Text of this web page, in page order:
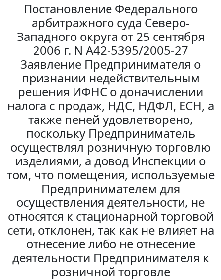
Постановление Федерального
арбитражного суда Северо-
Западного округа от 25 сентября
2006 г. N А42-5395/2005-27
Заявление Предпринимателя о
признании недействительным
решения ИФНС о доначислении
налога с продаж, НДС, НДФЛ, ЕСН, а
также пеней удовлетворено,
поскольку Предприниматель
осуществлял розничную торговлю
изделиями, а довод Инспекции о
том, что помещения, используемые
Предпринимателем для
осуществления деятельности, не
относятся к стационарной торговой
сети, отклонен, так как не влияет на
отнесение либо не отнесение
деятельности Предпринимателя к
розничной торговле